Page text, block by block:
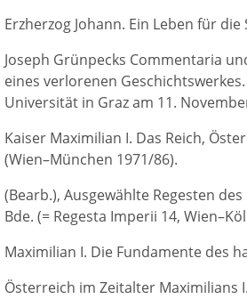
Erzherzog Johann. Ein Leben für
Joseph Grünpecks Commentaria
eines verlorenen
Universität in Graz am 11.
Kaiser Maximilian I. Das Reich,
(Wien–München 1971/86).
(Bearb.), Ausgewählte Regesten
Bde. (= Regesta Imperii 14,
Maximilian I. Die Fundamente des
Österreich im Zeitalter Maximilians